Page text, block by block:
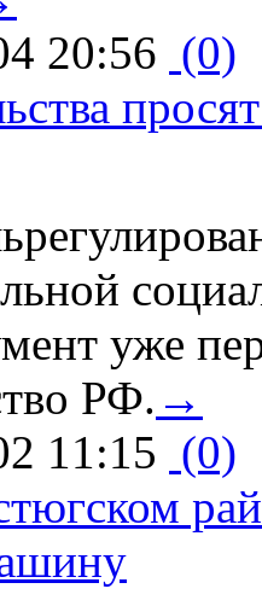
20:56 (0)
уже
РФ. →
11:15 (0)